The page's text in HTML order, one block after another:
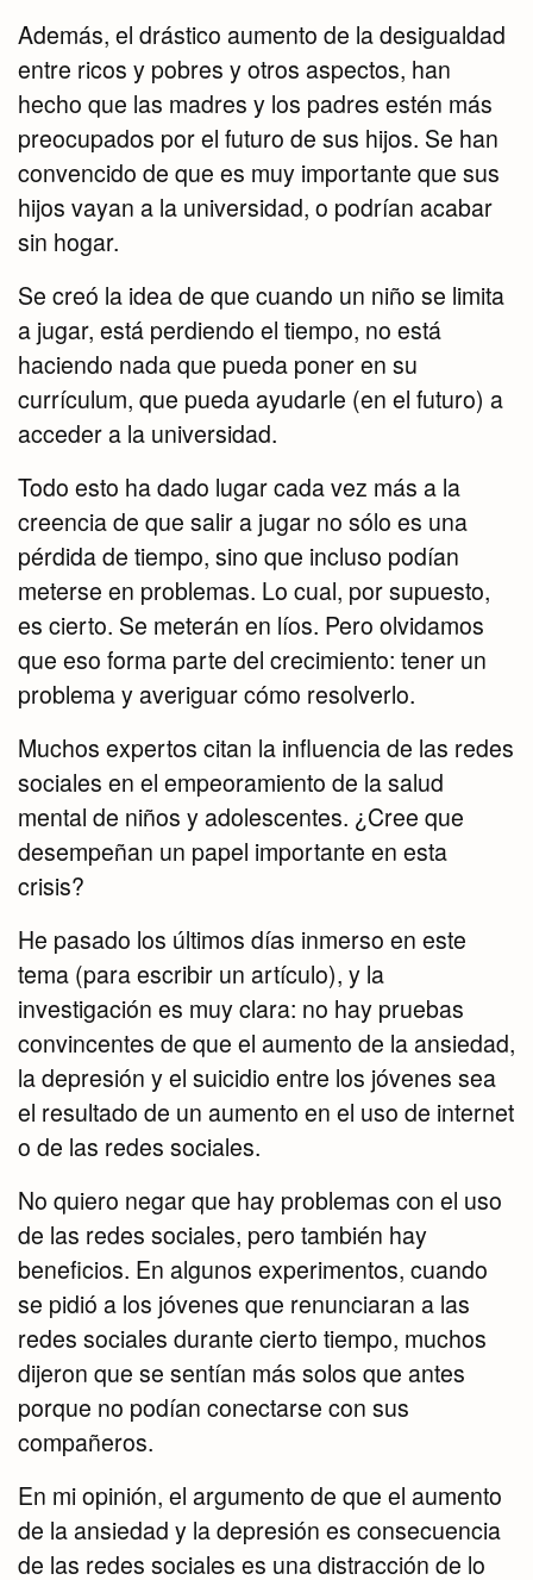
Además, el drástico aumento de la desigualdad
entre ricos y pobres y otros aspectos, han
hecho que las madres y los padres estén más
preocupados por el futuro de sus hijos. Se han
convencido de que es muy importante que sus
hijos vayan a la universidad, o podrían acabar
sin hogar.
Se creó la idea de que cuando un niño se limita
a jugar, está perdiendo el tiempo, no está
haciendo nada que pueda poner en su
currículum, que pueda ayudarle (en el futuro) a
acceder a la universidad.
Todo esto ha dado lugar cada vez más a la
creencia de que salir a jugar no sólo es una
pérdida de tiempo, sino que incluso podían
meterse en problemas. Lo cual, por supuesto,
es cierto. Se meterán en líos. Pero olvidamos
que eso forma parte del crecimiento: tener un
problema y averiguar cómo resolverlo.
Muchos expertos citan la influencia de las redes
sociales en el empeoramiento de la salud
mental de niños y adolescentes. ¿Cree que
desempeñan un papel importante en esta
crisis?
He pasado los últimos días inmerso en este
tema (para escribir un artículo), y la
investigación es muy clara: no hay pruebas
convincentes de que el aumento de la ansiedad,
la depresión y el suicidio entre los jóvenes sea
el resultado de un aumento en el uso de internet
o de las redes sociales.
No quiero negar que hay problemas con el uso
de las redes sociales, pero también hay
beneficios. En algunos experimentos, cuando
se pidió a los jóvenes que renunciaran a las
redes sociales durante cierto tiempo, muchos
dijeron que se sentían más solos que antes
porque no podían conectarse con sus
compañeros.
En mi opinión, el argumento de que el aumento
de la ansiedad y la depresión es consecuencia
de las redes sociales es una distracción de lo